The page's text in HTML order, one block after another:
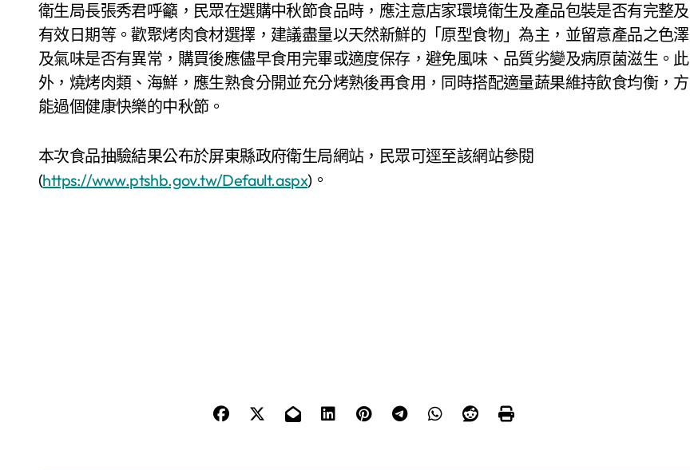
衛生局長張秀君呼籲，民眾在選購中秋節食品時，應注意店家環境衛生及產品包裝是否有完整及
有效日期等。歡聚烤肉食材選擇，建議盡量以天然新鮮的「原型食物」為主，並留意產品之色澤
及氣味是否有異常，購買後應儘早食用完畢或適度保存，避免風味、品質劣變及病原菌滋生。此
外，燒烤肉類、海鮮，應生熟食分開並充分烤熟後再食用，同時搭配適量蔬果維持飲食均衡，方
能過個健康快樂的中秋節。
本次食品抽驗結果公布於屏東縣政府衛生局網站，民眾可逕至該網站參閱
(https://www.ptshb.gov.tw/Default.aspx)。